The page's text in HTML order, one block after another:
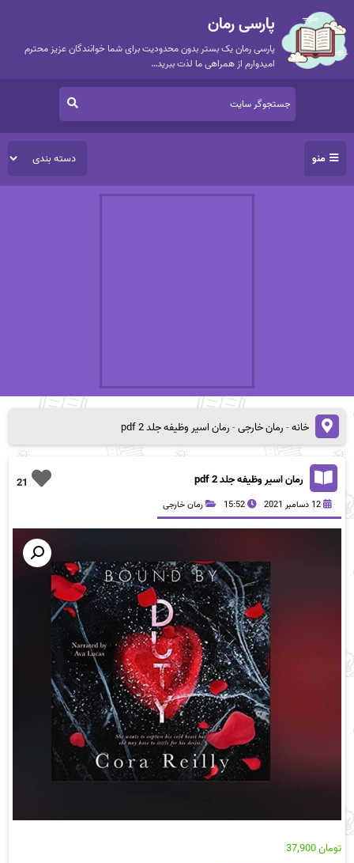
پارسی رمان
پارسی رمان یک بستر بدون محدودیت برای شما خوانندگان عزیز محترم
امیدوارم از همراهی ما لذت ببرید…
منو
خانه-رمان خارجی-رمان اسیر وظیفه جلد 2 pdf
21 رمان اسیر وظیفه جلد 2 pdf
12 دسامبر 2021 15:52 رمان خارجی
تومان37,900